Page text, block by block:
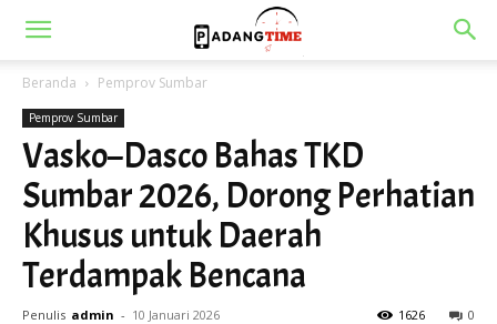
Beranda Pemprov Sumbar
Pemprov Sumbar
Vasko–Dasco Bahas TKD
Sumbar 2026, Dorong Perhatian
Khusus untuk Daerah
Terdampak Bencana
Penulis admin - 10 Januari 2026 0
1626